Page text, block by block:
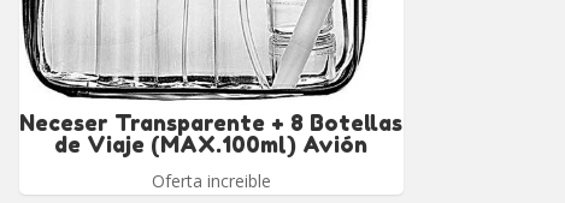
Neceser Transparente + 8 Botellas
de Viaje (MAX.100ml) Avión
Oferta increible